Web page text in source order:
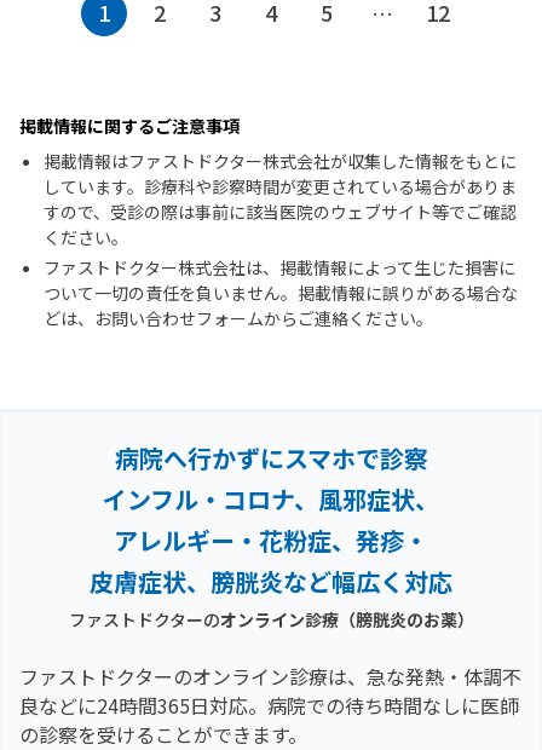
1 2 3 4 5 … 12
掲載情報に関するご注意事項
掲載情報はファストドクター株式会社が収集した情報をもとに
しています。診療科や診察時間が変更されている場合がありま
すので、受診の際は事前に該当医院のウェブサイト等でご確認
ください。
ファストドクター株式会社は、掲載情報によって生じた損害に
ついて一切の責任を負いません。掲載情報に誤りがある場合な
どは、お問い合わせフォームからご連絡ください。
病院へ行かずにスマホで診察
インフル・コロナ、風邪症状、
アレルギー・花粉症、 発疹・
皮膚症状、膀胱炎など幅広く対応
ファストドクターのオンライン診療（膀胱炎のお薬）
ファストドクターのオンライン診療は、急な発熱・体調不
良などに24時間365日対応。 病院での待ち時間なしに医師
の診察を受けることができます。